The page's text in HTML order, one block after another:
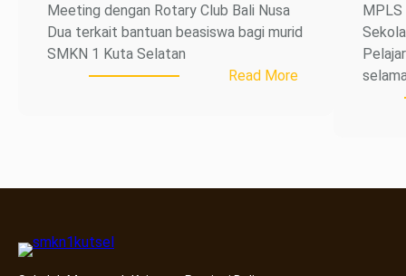
Meeting dengan Rotary Club Bali Nusa
Dua terkait bantuan beasiswa bagi murid
SMKN 1 Kuta Selatan
Read More:
MPLS